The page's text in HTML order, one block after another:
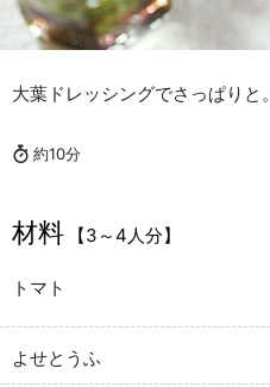
大葉ドレッシングでさっぱりと。
約10分
材料 【3～4人分】
トマト
よせとうふ